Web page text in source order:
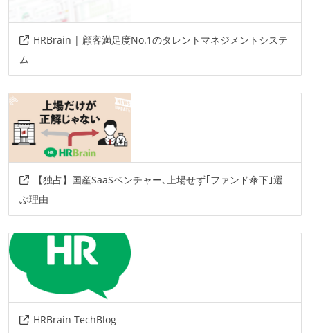
プロジェクト管理
github
情報共有ツール
slack
notion
その他
github-actions
cloud-build
alloydb
cloud-monitoring
datadog
sentry
その他、現場で使われている技術
その他
google-apps
zoom
HRBrain | 顧客満足度No.1のタレントマネジメントシステ
ム
【独占】国産SaaSベンチャー､上場せず｢ファンド傘下｣選
ぶ理由
HRBrain TechBlog